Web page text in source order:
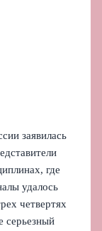
заявилась
где
удалось
четвертях
серьезный